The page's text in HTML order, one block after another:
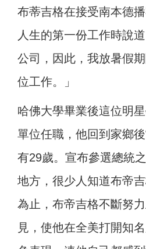
布蒂吉格在接受南本德
人生的第一份工作時說
公司，因此，我放暑假
位工作。」
哈佛大學畢業後這位明
單位任職，他回到家鄉
有29歲。宣布參選總統
地方，很少人知道布帝
為止，布帝吉格不斷努
見，使他在全美打開知